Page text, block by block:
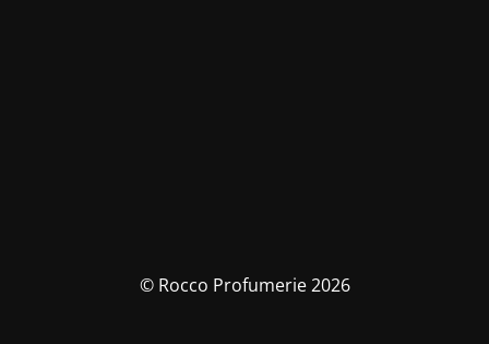
© Rocco Profumerie 2026